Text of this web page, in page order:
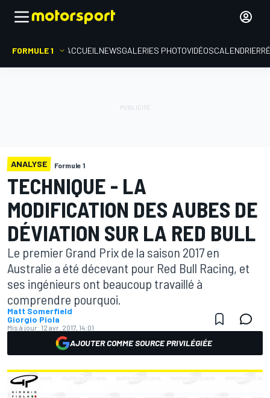
FORMULE 1 ACCUEIL NEWSGALERIES PHOTOVIDÉOSCALENDRIER
ANALYSE Formule 1
TECHNIQUE - LA
MODIFICATION DES AUBES DE
DÉVIATION SUR LA RED BULL
Le premier Grand Prix de la saison 2017 en
Australie a été décevant pour Red Bull Racing, et
ses ingénieurs ont beaucoup travaillé à
comprendre pourquoi.
Matt Somerfield
Giorgio Piola
Mis à jour: 12 avr. 2017, 14:01
AJOUTER COMME SOURCE PRIVILÉGIÉE